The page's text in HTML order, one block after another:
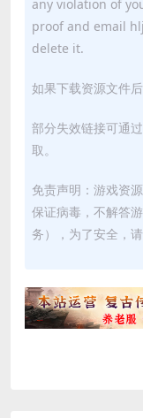
any violation of
proof and email
delete it.
如果下载资源文件
部分失效链接可通
取。
免责声明：游戏资
保证病毒，不解答
务），为了安全，